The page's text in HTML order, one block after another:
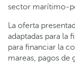
sector marítimo-
La oferta
adaptadas para la
para financiar la
mareas, pagos de